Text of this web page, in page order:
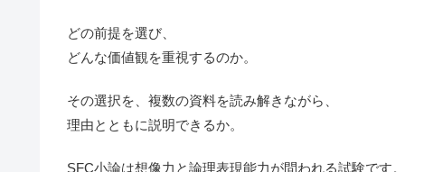
どの前提を選び、
どんな価値観を重視するのか。
その選択を、複数の資料を読み解きながら、
理由とともに説明できるか。
SFC小論は想像力と論理表現能力が問われる試験です。